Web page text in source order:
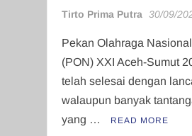
Tirto Prima Putra 30/09/
Pekan Olahraga Nasional
(PON) XXI Aceh-Sumut
telah selesai dengan
walaupun banyak
yang …
READ MORE